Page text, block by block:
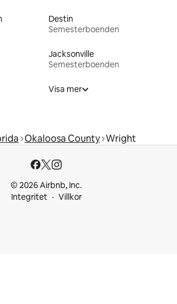
Destin
Semesterboenden
Jacksonville
Semesterboenden
Visa mer
Okaloosa County Wright
© 2026 Airbnb, Inc.
Integritet
Villkor